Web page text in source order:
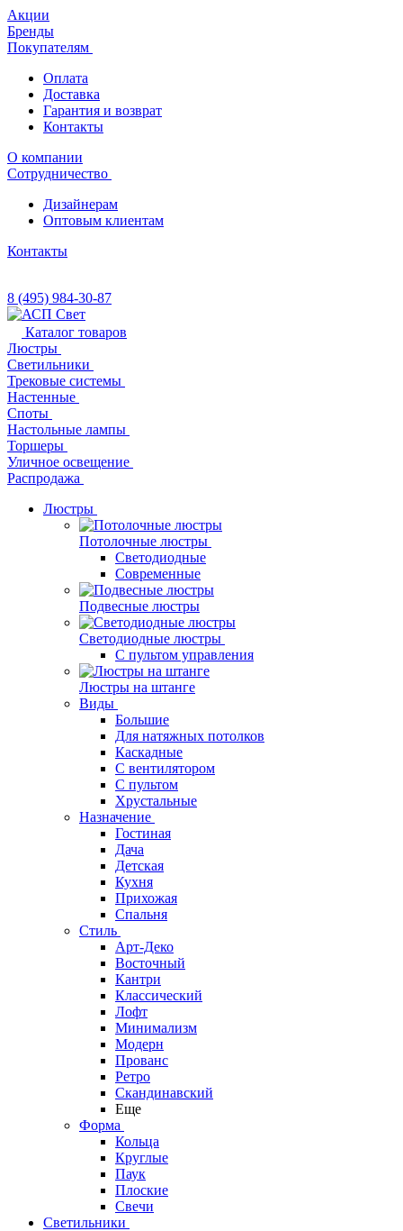
Акции
Бренды
Покупателям
Оплата
Доставка
Гарантия и возврат
Контакты
О компании
Сотрудничество
Дизайнерам
Оптовым клиентам
Контакты
8 (495) 984-30-87
Каталог товаров
Люстры
Светильники
Трековые системы
Настенные
Споты
Настольные лампы
Торшеры
Уличное освещение
Распродажа
Люстры
Потолочные люстры
Светодиодные
Современные
Подвесные люстры
Светодиодные люстры
С пультом управления
Люстры на штанге
Виды
Большие
Для натяжных потолков
Каскадные
С вентилятором
С пультом
Хрустальные
Назначение
Гостиная
Дача
Детская
Кухня
Прихожая
Спальня
Стиль
Арт-Деко
Восточный
Кантри
Классический
Лофт
Минимализм
Модерн
Прованс
Ретро
Скандинавский
Еще
Форма
Кольца
Круглые
Паук
Плоские
Свечи
Светильники